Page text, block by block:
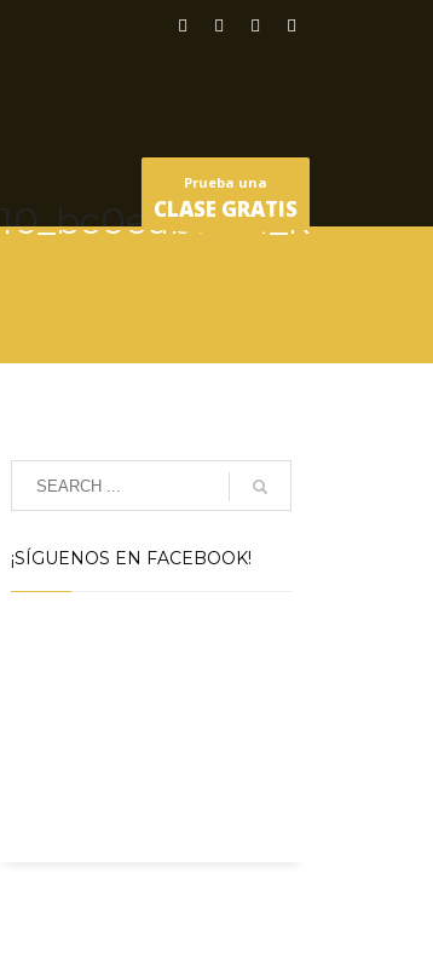
Prueba una
CLASE GRATIS
¡SÍGUENOS EN FACEBOOK!